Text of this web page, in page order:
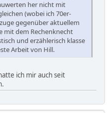
her nicht mit
(wobei ich 70er-
gegenüber aktuellem
mit dem Rechenknecht
und erzählerisch klasse
Arbeit von Hill.
ich mir auch seit